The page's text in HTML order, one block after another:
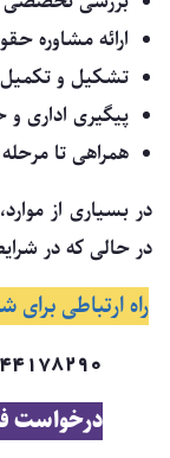
ارائه مشاوره
تشکیل و تکمیل
پیگیری اداری و
همراهی تا
در حالی که در
راه ارتباطی
44178290 - 021 09919719644
درخواست